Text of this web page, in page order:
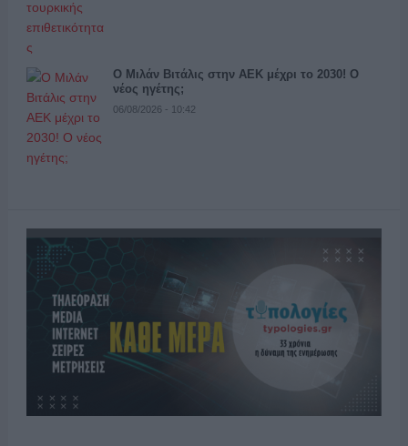
Ο Μιλάν Βιτάλις στην ΑΕΚ μέχρι το 2030! Ο
νέος ηγέτης;
06/08/2026 - 10:42